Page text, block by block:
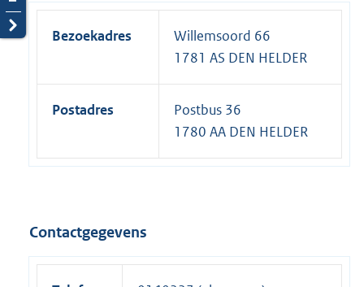
Bezoekadres
Willemsoord 66
1781 AS DEN HELDER
Postadres
Postbus 36
1780 AA DEN HELDER
Contactgegevens